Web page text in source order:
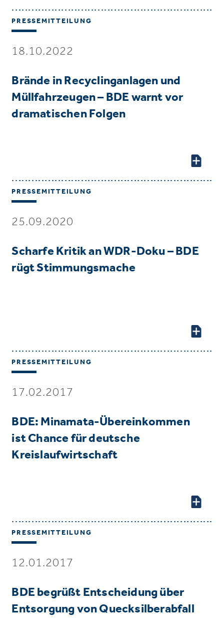
PRESSEMITTEILUNG
18.10.2022
Brände in Recyclinganlagen und
Müllfahrzeugen – BDE warnt vor
dramatischen Folgen
PRESSEMITTEILUNG
25.09.2020
Scharfe Kritik an WDR-Doku – BDE
rügt Stimmungsmache
PRESSEMITTEILUNG
17.02.2017
BDE: Minamata-Übereinkommen
ist Chance für deutsche
Kreislaufwirtschaft
PRESSEMITTEILUNG
12.01.2017
BDE begrüßt Entscheidung über
Entsorgung von Quecksilberabfall